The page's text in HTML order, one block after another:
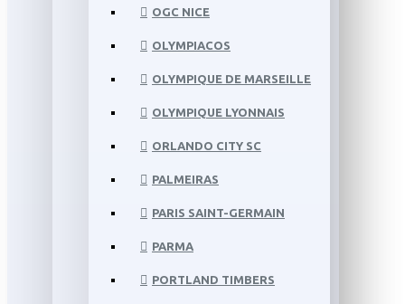
OGC NICE
OLYMPIACOS
OLYMPIQUE DE MARSEILLE
OLYMPIQUE LYONNAIS
ORLANDO CITY SC
PALMEIRAS
PARIS SAINT-GERMAIN
PARMA
PORTLAND TIMBERS